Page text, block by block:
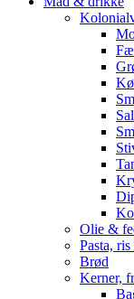
Olie &
Pasta,
Brød
Kerner,